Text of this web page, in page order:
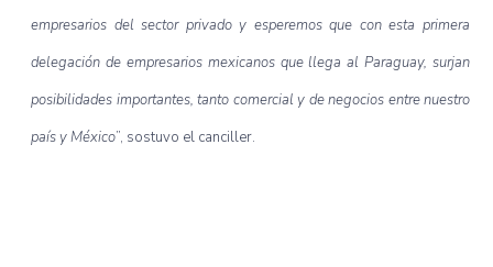
empresarios del sector privado y esperemos que con esta primera
delegación de empresarios mexicanos que llega al Paraguay, surjan
posibilidades importantes, tanto comercial y de negocios entre nuestro
país y México”, sostuvo el canciller.